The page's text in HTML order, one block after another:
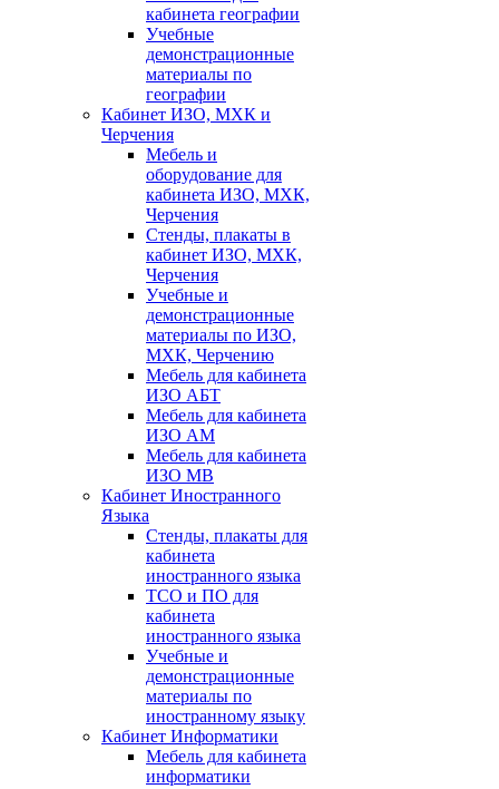
кабинета географии
Учебные
демонстрационные
материалы по
географии
Кабинет ИЗО, МХК и
Черчения
Мебель и
оборудование для
кабинета ИЗО, МХК,
Черчения
Стенды, плакаты в
кабинет ИЗО, МХК,
Черчения
Учебные и
демонстрационные
материалы по ИЗО,
МХК, Черчению
Мебель для кабинета
ИЗО АБТ
Мебель для кабинета
ИЗО АМ
Мебель для кабинета
ИЗО МВ
Кабинет Иностранного
Языка
Стенды, плакаты для
кабинета
иностранного языка
ТСО и ПО для
кабинета
иностранного языка
Учебные и
демонстрационные
материалы по
иностранному языку
Кабинет Информатики
Мебель для кабинета
информатики